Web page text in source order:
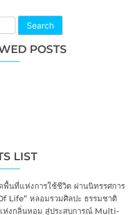
Search
POSTS
LIST
พื้นที่แห่งการใช้ชีวิต ผ่านนิทรรศการ
Life” หลอมรวมศิลปะ ธรรมชาติ
ห่งกลิ่นหอม สู่ประสบการณ์ Multi-